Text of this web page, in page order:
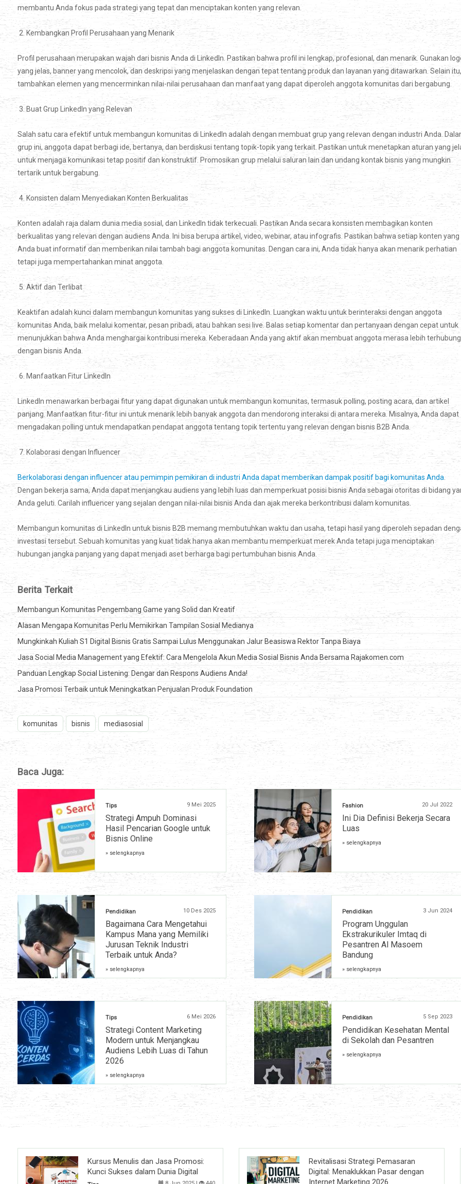
membantu Anda fokus pada strategi yang tepat dan menciptakan konten yang relevan.
2. Kembangkan Profil Perusahaan yang Menarik
Profil perusahaan merupakan wajah dari bisnis Anda di LinkedIn. Pastikan bahwa profil ini lengkap, profesional, dan menarik. Gunakan
yang jelas, banner yang mencolok, dan deskripsi yang menjelaskan dengan tepat tentang produk dan layanan yang ditawarkan. Selain itu,
tambahkan elemen yang mencerminkan nilai-nilai perusahaan dan manfaat yang dapat diperoleh anggota komunitas dari bergabung.
3. Buat Grup LinkedIn yang Relevan
Salah satu cara efektif untuk membangun komunitas di LinkedIn adalah dengan membuat grup yang relevan dengan industri Anda.
grup ini, anggota dapat berbagi ide, bertanya, dan berdiskusi tentang topik-topik yang terkait. Pastikan untuk menetapkan aturan yang
untuk menjaga komunikasi tetap positif dan konstruktif. Promosikan grup melalui saluran lain dan undang kontak bisnis yang mungkin
tertarik untuk bergabung.
4. Konsisten dalam Menyediakan Konten Berkualitas
Konten adalah raja dalam dunia media sosial, dan LinkedIn tidak terkecuali. Pastikan Anda secara konsisten membagikan konten
berkualitas yang relevan dengan audiens Anda. Ini bisa berupa artikel, video, webinar, atau infografis. Pastikan bahwa setiap konten yang
Anda buat informatif dan memberikan nilai tambah bagi anggota komunitas. Dengan cara ini, Anda tidak hanya akan menarik perhatian
tetapi juga mempertahankan minat anggota.
5. Aktif dan Terlibat
Keaktifan adalah kunci dalam membangun komunitas yang sukses di LinkedIn. Luangkan waktu untuk berinteraksi dengan anggota
komunitas Anda, baik melalui komentar, pesan pribadi, atau bahkan sesi live. Balas setiap komentar dan pertanyaan dengan cepat untuk
menunjukkan bahwa Anda menghargai kontribusi mereka. Keberadaan Anda yang aktif akan membuat anggota merasa lebih terhubung
dengan bisnis Anda.
6. Manfaatkan Fitur LinkedIn
LinkedIn menawarkan berbagai fitur yang dapat digunakan untuk membangun komunitas, termasuk polling, posting acara, dan artikel
panjang. Manfaatkan fitur-fitur ini untuk menarik lebih banyak anggota dan mendorong interaksi di antara mereka. Misalnya, Anda dapat
mengadakan polling untuk mendapatkan pendapat anggota tentang topik tertentu yang relevan dengan bisnis B2B Anda.
7. Kolaborasi dengan Influencer
Berkolaborasi dengan influencer atau pemimpin pemikiran di industri Anda dapat memberikan dampak positif bagi komunitas Anda.
Dengan bekerja sama, Anda dapat menjangkau audiens yang lebih luas dan memperkuat posisi bisnis Anda sebagai otoritas di bidang
Anda geluti. Carilah influencer yang sejalan dengan nilai-nilai bisnis Anda dan ajak mereka berkontribusi dalam komunitas.
Membangun komunitas di LinkedIn untuk bisnis B2B memang membutuhkan waktu dan usaha, tetapi hasil yang diperoleh sepadan
investasi tersebut. Sebuah komunitas yang kuat tidak hanya akan membantu memperkuat merek Anda tetapi juga menciptakan
hubungan jangka panjang yang dapat menjadi aset berharga bagi pertumbuhan bisnis Anda.
Berita Terkait
Membangun Komunitas Pengembang Game yang Solid dan Kreatif
Alasan Mengapa Komunitas Perlu Memikirkan Tampilan Sosial Medianya
Mungkinkah Kuliah S1 Digital Bisnis Gratis Sampai Lulus Menggunakan Jalur Beasiswa Rektor Tanpa Biaya
Jasa Social Media Management yang Efektif: Cara Mengelola Akun Media Sosial Bisnis Anda Bersama Rajakomen.com
Panduan Lengkap Social Listening: Dengar dan Respons Audiens Anda!
Jasa Promosi Terbaik untuk Meningkatkan Penjualan Produk Foundation
komunitas bisnis mediasosial
Baca Juga:
Tips 9 Mei 2025
Strategi Ampuh Dominasi
Hasil Pencarian Google untuk
Bisnis Online
» selengkapnya
Fashion 20 Jul 2022
Ini Dia Definisi Bekerja Secara
Luas
» selengkapnya
Pendidikan 10 Des 2025
Bagaimana Cara Mengetahui
Kampus Mana yang Memiliki
Jurusan Teknik Industri
Terbaik untuk Anda?
» selengkapnya
Pendidikan 3 Jun 2024
Program Unggulan
Ekstrakurikuler Imtaq di
Pesantren Al Masoem
Bandung
» selengkapnya
Tips 6 Mei 2026
Strategi Content Marketing
Modern untuk Menjangkau
Audiens Lebih Luas di Tahun
2026
» selengkapnya
Pendidikan 5 Sep 2023
Pendidikan Kesehatan Mental
di Sekolah dan Pesantren
» selengkapnya
Kursus Menulis dan Jasa Promosi:
Kunci Sukses dalam Dunia Digital
Revitalisasi Strategi Pemasaran
Digital: Menaklukkan Pasar dengan